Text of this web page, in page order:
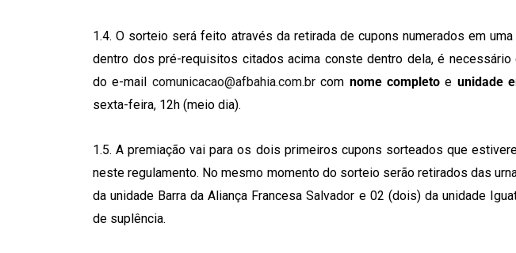
1.4. O sorteio será feito através da retirada de cupons numerados em
dentro dos pré-requisitos citados acima conste dentro dela, é
do e-mail comunicacao@afbahia.com.brcom nome completo e unidade
sexta-feira, 12h (meio dia).
1.5. A premiação vai para os dois primeiros cupons sorteados que
neste regulamento. No mesmo momento do sorteio serão retirados das
da unidade Barra da Aliança Francesa Salvador e 02 (dois) da unidade
de suplência.